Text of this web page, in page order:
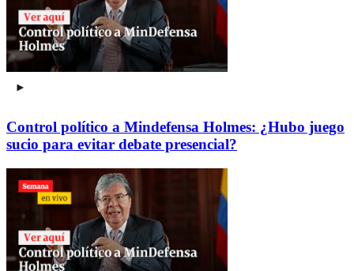
Control político a Mindefensa Holmes: ¿Hubo juego
sucio para evitar debate presencial?